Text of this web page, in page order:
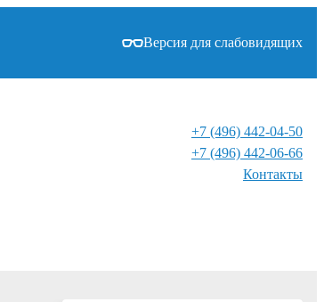
Версия для слабовидящих
+7 (496) 442-04-50
+7 (496) 442-06-66
Контакты⁠